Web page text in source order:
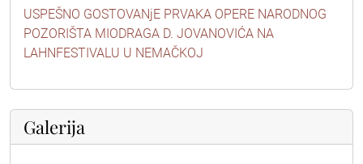
USPEŠNO GOSTOVANjE PRVAKA OPERE NARODNOG
POZORIŠTA MIODRAGA D. JOVANOVIĆA NA
LAHNFESTIVALU U NEMAČKOJ
Galerija